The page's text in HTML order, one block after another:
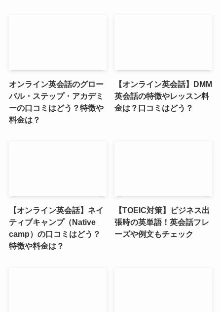
オンライン英会話のグロー
バル・ステップ・アカデミ
ーの口コミはどう？特徴や
料金は？
【オンライン英会話】DMM
英会話の特徴やレッスン料
金は？口コミはどう？
【オンライン英会話】ネイ
ティブキャンプ（Native
camp）の口コミはどう？
特徴や料金は？
【TOEIC対策】ビジネス出
張時の英単語！英会話フレ
ーズや例文もチェック